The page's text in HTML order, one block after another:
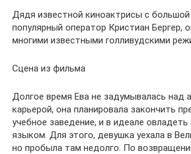
Дядя известной киноактрисы с
популярный оператор Кристиан Бергер,
многими известными голливудскими
Сцена из фильма
Долгое время Ева не задумывалась над
карьерой, она планировала закончить
учебное заведение, и в идеале овладеть
языком. Для этого, девушка уехала в
но пробыла там недолго. По